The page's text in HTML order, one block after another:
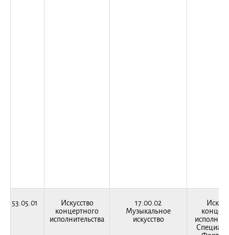
53.05.01
Искусство
концертного
исполнительства
17.00.02
Музыкальное
искусство